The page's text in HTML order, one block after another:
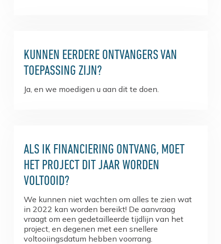
KUNNEN EERDERE ONTVANGERS VAN
TOEPASSING ZIJN?
Ja, en we moedigen u aan dit te doen.
ALS IK FINANCIERING ONTVANG, MOET
HET PROJECT DIT JAAR WORDEN
VOLTOOID?
We kunnen niet wachten om alles te zien wat
in 2022 kan worden bereikt! De aanvraag
vraagt ​​om een ​​gedetailleerde tijdlijn van het
project, en degenen met een snellere
voltooiingsdatum hebben voorrang.